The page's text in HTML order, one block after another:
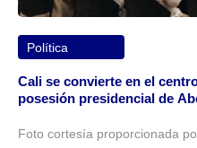
Política
Cali se convierte en el
posesión presidencial de
Foto cortesía proporcionada